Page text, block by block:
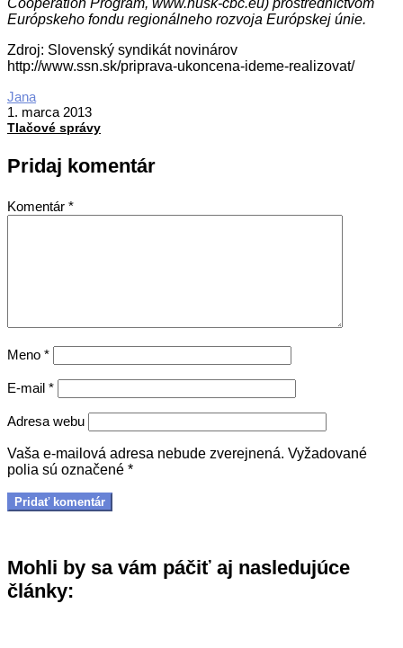
Európskeho fondu regionálneho rozvoja Európskej únie.
Zdroj: Slovenský syndikát novinárov
http://www.ssn.sk/priprava-ukoncena-ideme-realizovat/
2013-
03-
01
Jana
1. marca 2013
Tlačové správy
Pridaj komentár
Komentár *
Meno *
E-mail *
Adresa webu
Vaša e-mailová adresa nebude zverejnená. Vyžadované
polia sú označené *
Mohli by sa vám páčiť aj nasledujúce
články: